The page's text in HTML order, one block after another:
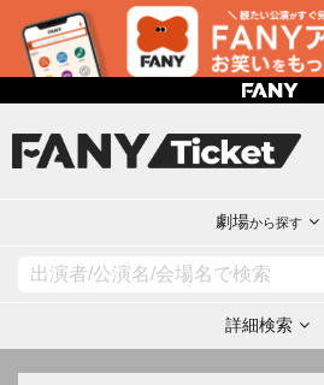
劇場から探す
詳細検索